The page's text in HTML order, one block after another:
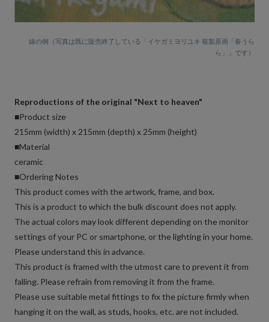
線の例（写真は既に販売終了している「イケガミヨリユキ 複製原画「春うら
ら」」です）
Reproductions of the original "Next to heaven"
■Product size
215mm (width) x 215mm (depth) x 25mm (height)
■Material
ceramic
■Ordering Notes
This product comes with the artwork, frame, and box.
This is a product to which the bulk discount does not apply.
The actual colors may look different depending on the monitor
settings of your PC or smartphone, or the lighting in your home.
Please understand this in advance.
This product is framed with the utmost care to prevent it from
falling. Please refrain from removing it from the frame.
Please use suitable metal fittings to fix the picture firmly when
hanging it on the wall, as studs, hooks, etc. are not included.